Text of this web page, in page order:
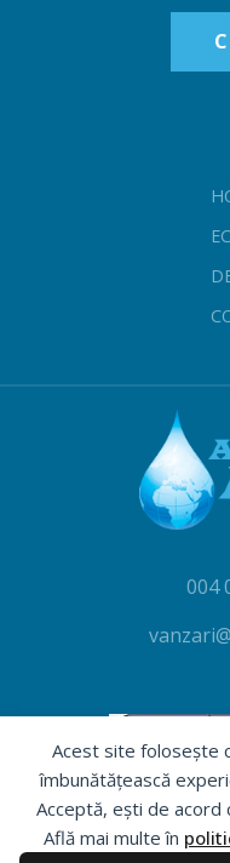
Acest site folosește
îmbunătățească
Acceptă, ești de acord
Află mai multe în
004